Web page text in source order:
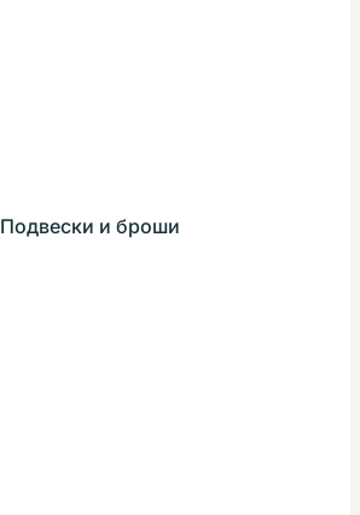
Подвески и броши